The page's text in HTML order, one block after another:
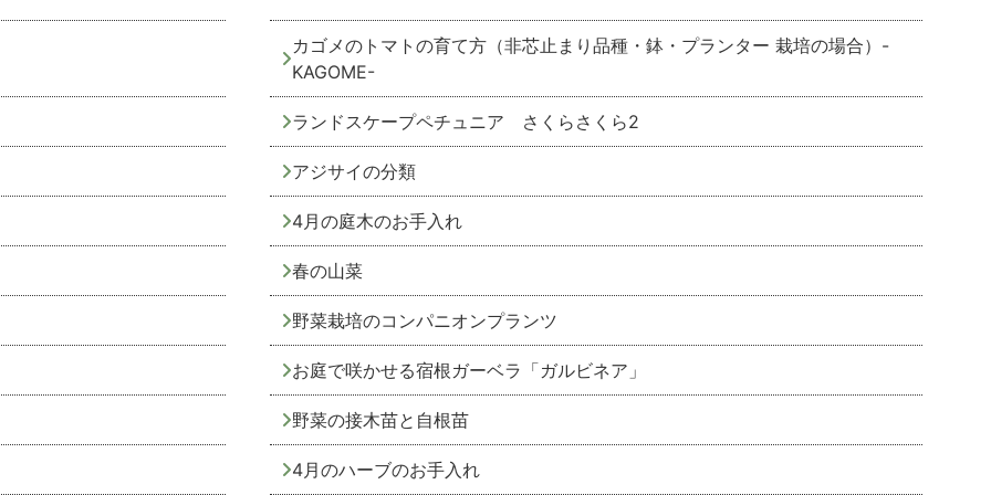
カゴメのトマトの育て方（非芯止まり品種・鉢・プランター 栽培の場合）-
KAGOME-
ランドスケープペチュニア さくらさくら2
アジサイの分類
4月の庭木のお手入れ
春の山菜
野菜栽培のコンパニオンプランツ
お庭で咲かせる宿根ガーベラ「ガルビネア」
野菜の接木苗と自根苗
4月のハーブのお手入れ